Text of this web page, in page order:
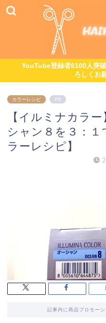
YouTube登録者6100人突
ろしくお
カラーレシピ PR
【イルミナカラ
シャン８を３：
ラーレシピ】
記事内に商品プロモー